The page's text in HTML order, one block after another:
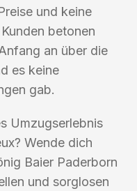
und keine
betonen
an über die
es keine
gab.
Umzugserlebnis
Wende dich
Baier Paderborn
und sorglosen